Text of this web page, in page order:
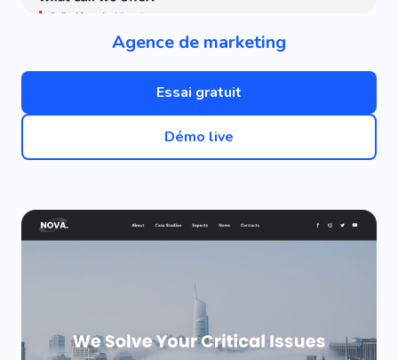
Agence de marketing
Essai gratuit
Démo live